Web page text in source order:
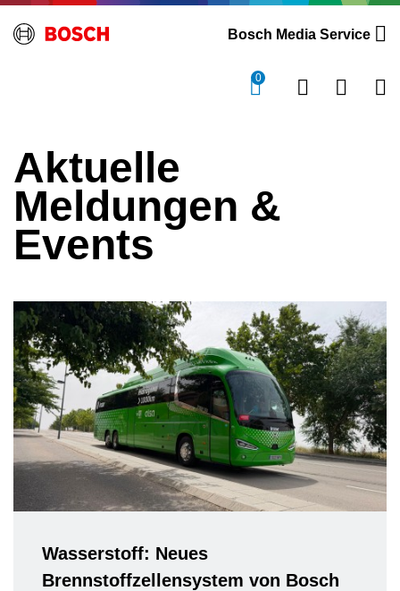
Bosch Media Service
0
Aktuelle
Meldungen &
Events
Wasserstoff: Neues
Brennstoffzellensystem von Bosch